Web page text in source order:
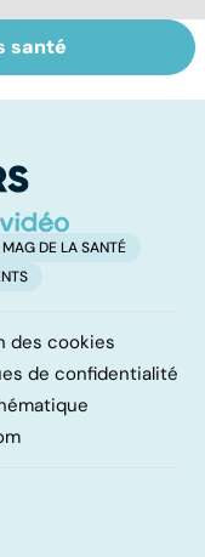
en
santé
MAG DE LA SANTÉ
des cookies
de confidentialité